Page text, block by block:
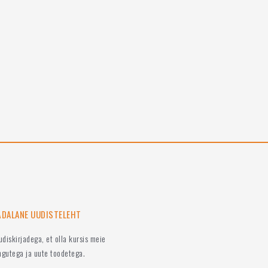
UUDISTELEHT
et olla kursis meie
ja uute toodetega.